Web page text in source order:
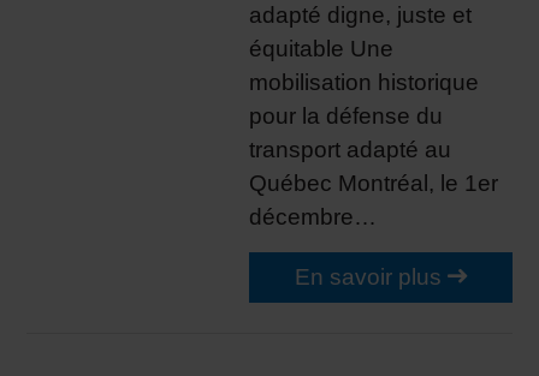
adapté digne, juste et
équitable Une
mobilisation historique
pour la défense du
transport adapté au
Québec Montréal, le 1er
décembre…
En savoir plus